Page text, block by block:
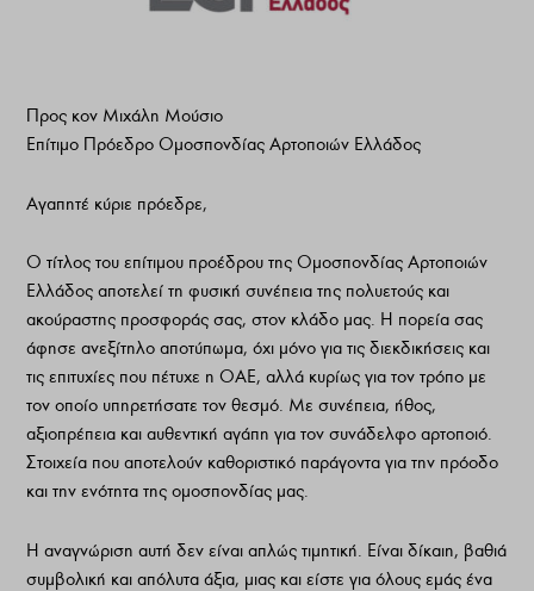
Προς κον Μιχάλη Μούσιο
Επίτιμο Πρόεδρο Ομοσπονδίας Αρτοποιών Ελλάδος
Αγαπητέ κύριε πρόεδρε,
Ο τίτλος του επίτιμου προέδρου της Ομοσπονδίας Αρτοποιών
Ελλάδος αποτελεί τη φυσική συνέπεια της πολυετούς και
ακούραστης προσφοράς σας, στον κλάδο μας. Η πορεία σας
άφησε ανεξίτηλο αποτύπωμα, όχι μόνο για τις διεκδικήσεις και
τις επιτυχίες που πέτυχε η ΟΑΕ, αλλά κυρίως για τον τρόπο με
τον οποίο υπηρετήσατε τον θεσμό. Με συνέπεια, ήθος,
αξιοπρέπεια και αυθεντική αγάπη για τον συνάδελφο αρτοποιό.
Στοιχεία που αποτελούν καθοριστικό παράγοντα για την πρόοδο
και την ενότητα της ομοσπονδίας μας.
Η αναγνώριση αυτή δεν είναι απλώς τιμητική. Είναι δίκαιη, βαθιά
συμβολική και απόλυτα άξια, μιας και είστε για όλους εμάς ένα